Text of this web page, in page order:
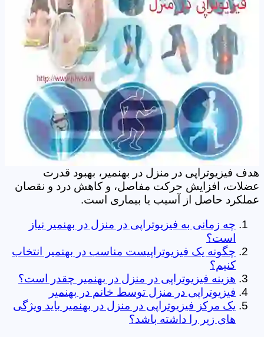
هدف فیزیوتراپی در منزل در بهنمیر، بهبود قدرت
عضلات، افزایش حرکت مفاصل، و کاهش درد و نقصان
عملکرد حاصل از آسیب یا بیماری است.
چه زمانی به فیزیوتراپی در منزل در بهنمیر نیاز
است؟
چگونه یک فیزیوتراپیست مناسب در بهنمیر انتخاب
کنیم؟
هزینه فیزیوتراپی در منزل در بهنمیر چقدر است؟
فیزیوتراپی در منزل توسط خانم در بهنمیر
یک مرکز فیزیوتراپی در منزل در بهنمیر باید ویژگی
های زیر را داشته باشد؟